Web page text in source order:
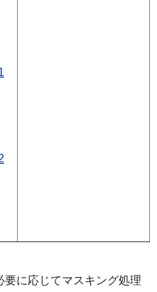
に応じてマスキング処理